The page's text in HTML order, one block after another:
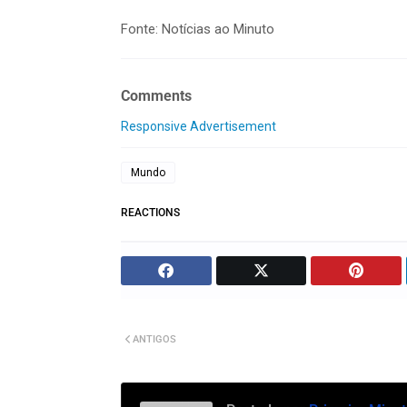
Fonte: Notícias ao Minuto
Comments
Responsive Advertisement
Mundo
REACTIONS
ANTIGOS